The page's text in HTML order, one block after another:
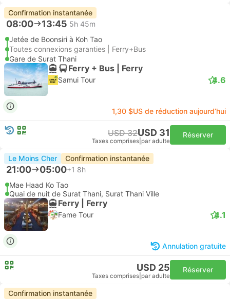
Confirmation instantanée
08:00 13:45 5h 45m
Jetée de Boonsiri à Koh Tao
Toutes connexions garanties | Ferry+Bus
Gare de Surat Thani
Ferry + Bus | Ferry
Samui Tour 4.6
1,30 $US de réduction aujourd’hui
USD 32USD 31
Taxes comprises par adulte
Réserver
Le Moins Cher Confirmation instantanée
21:00 05:00+1 8h
Mae Haad Ko Tao
Quai de nuit de Surat Thani, Surat Thani Ville
Ferry | Ferry
Fame Tour 4.1
Annulation gratuite
USD 25
Taxes comprises par adulte
Réserver
Confirmation instantanée